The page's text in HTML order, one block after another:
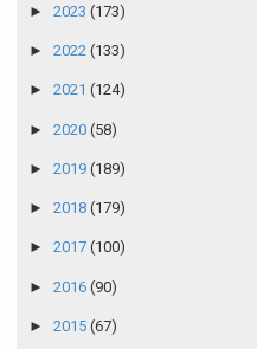
► 2023 (173)
► 2022 (133)
► 2021 (124)
► 2020 (58)
► 2019 (189)
► 2018 (179)
► 2017 (100)
► 2016 (90)
► 2015 (67)